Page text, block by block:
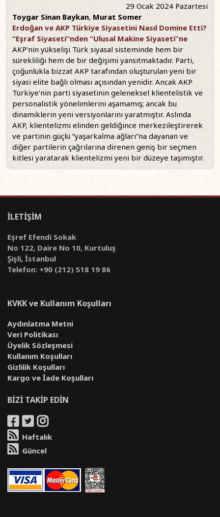
29 Ocak 2024 Pazartesi
Toygar Sinan Baykan, Murat Somer
Erdoğan ve AKP Türkiye Siyasetini Nasıl Domine Etti?
“Eşraf Siyaseti”nden “Ulusal Makine Siyaseti”ne
AKP’nin yükselişi Türk siyasal sisteminde hem bir
sürekliliği hem de bir değişimi yansıtmaktadır. Parti,
çoğunlukla bizzat AKP tarafından oluşturulan yeni bir
siyasi elite bağlı olması açısından yenidir. Ancak AKP
Türkiye’nin parti siyasetinin geleneksel klientelistik ve
personalistik yönelimlerini aşamamış; ancak bu
dinamiklerin yeni versiyonlarını yaratmıştır. Aslında
AKP, klientelizmi elinden geldiğince merkezileştirerek
ve partinin güçlü “yaşarkalma ağları”na dayanan ve
diğer partilerin çağrılarına direnen geniş bir seçmen
kitlesi yaratarak klientelizmi yeni bir düzeye taşımıştır.
İLETİŞİM
Eşref Efendi Sokak
No 122, Daire No 10, Kurtuluş
Şişli, İstanbul
Telefon: +90 (212) 518 19 86
KVKK ve Kullanım Koşulları
Aydınlatma Metni
Veri Politikası
Üyelik Sözleşmesi
Kullanım Koşulları
Gizlilik Koşulları
Kargo ve İade Koşulları
BİZİ TAKİP EDİN
Haftalık
Güncel